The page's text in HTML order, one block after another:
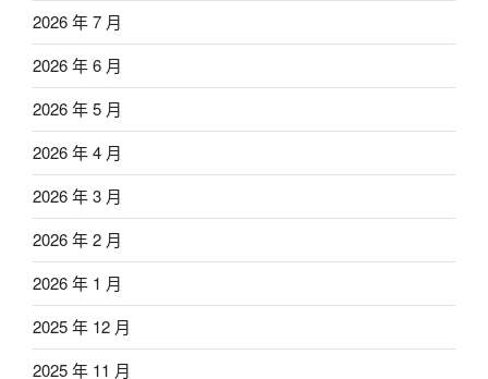
2026 年 7 月
2026 年 6 月
2026 年 5 月
2026 年 4 月
2026 年 3 月
2026 年 2 月
2026 年 1 月
2025 年 12 月
2025 年 11 月